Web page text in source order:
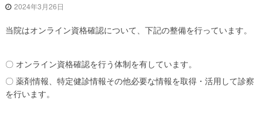
プ
2024年3月26日
当院はオンライン資格確認について、下記の整備を行っています。
〇 オンライン資格確認を行う体制を有しています。
〇 薬剤情報、特定健診情報その他必要な情報を取得・活用して診察
を行います。